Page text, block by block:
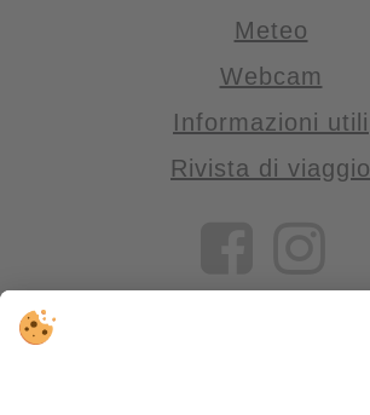
Meteo
Webcam
Informazioni utili
Rivista di viaggio